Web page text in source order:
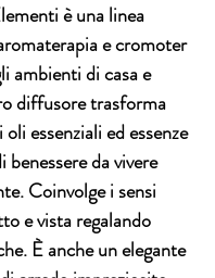
è una linea
ecromoter
ambienti di casa e
diffusore trasforma
oli essenzialied essenze
benessere da vivere
Coinvolge i sensi
e vista regalando
È anche un elegante